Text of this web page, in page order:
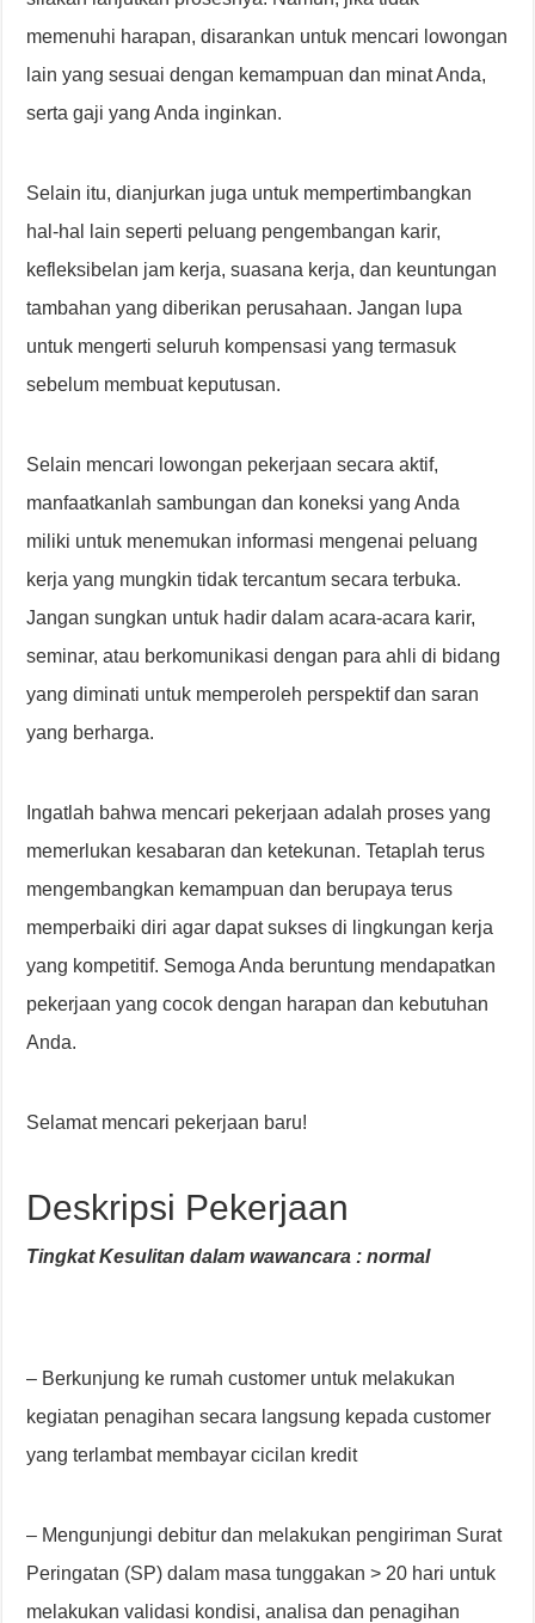
memenuhi harapan, disarankan untuk mencari lowongan
lain yang sesuai dengan kemampuan dan minat Anda,
serta gaji yang Anda inginkan.
Selain itu, dianjurkan juga untuk mempertimbangkan
hal-hal lain seperti peluang pengembangan karir,
kefleksibelan jam kerja, suasana kerja, dan keuntungan
tambahan yang diberikan perusahaan. Jangan lupa
untuk mengerti seluruh kompensasi yang termasuk
sebelum membuat keputusan.
Selain mencari lowongan pekerjaan secara aktif,
manfaatkanlah sambungan dan koneksi yang Anda
miliki untuk menemukan informasi mengenai peluang
kerja yang mungkin tidak tercantum secara terbuka.
Jangan sungkan untuk hadir dalam acara-acara karir,
seminar, atau berkomunikasi dengan para ahli di bidang
yang diminati untuk memperoleh perspektif dan saran
yang berharga.
Ingatlah bahwa mencari pekerjaan adalah proses yang
memerlukan kesabaran dan ketekunan. Tetaplah terus
mengembangkan kemampuan dan berupaya terus
memperbaiki diri agar dapat sukses di lingkungan kerja
yang kompetitif. Semoga Anda beruntung mendapatkan
pekerjaan yang cocok dengan harapan dan kebutuhan
Anda.
Selamat mencari pekerjaan baru!
Deskripsi Pekerjaan
Tingkat Kesulitan dalam wawancara : normal
– Berkunjung ke rumah customer untuk melakukan
kegiatan penagihan secara langsung kepada customer
yang terlambat membayar cicilan kredit
– Mengunjungi debitur dan melakukan pengiriman Surat
Peringatan (SP) dalam masa tunggakan > 20 hari untuk
melakukan validasi kondisi, analisa dan penagihan